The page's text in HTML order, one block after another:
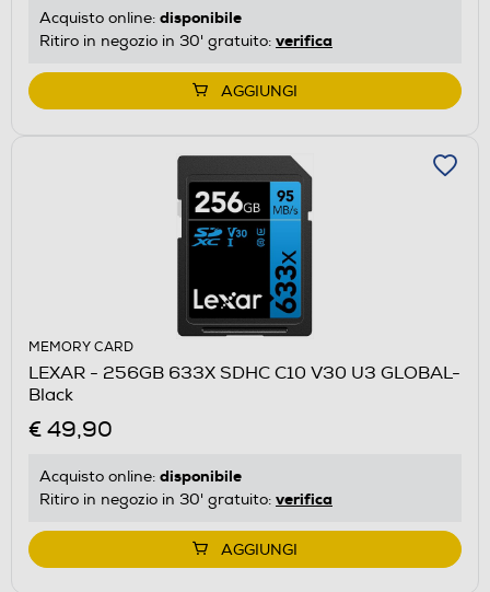
Acquisto online: disponibile
Ritiro in negozio in 30' gratuito: verifica
AGGIUNGI
MEMORY CARD
LEXAR - 256GB 633X SDHC C10 V30 U3 GLOBAL-
Black
€ 49,90
Acquisto online: disponibile
Ritiro in negozio in 30' gratuito: verifica
AGGIUNGI